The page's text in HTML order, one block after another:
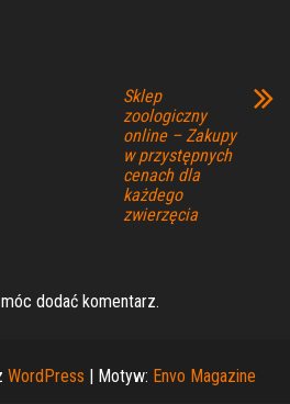
Sklep
zoologiczny
online – Zakupy
w przystępnych
cenach dla
każdego
zwierzęcia
dodać komentarz.
WordPress | Motyw: Envo Magazine